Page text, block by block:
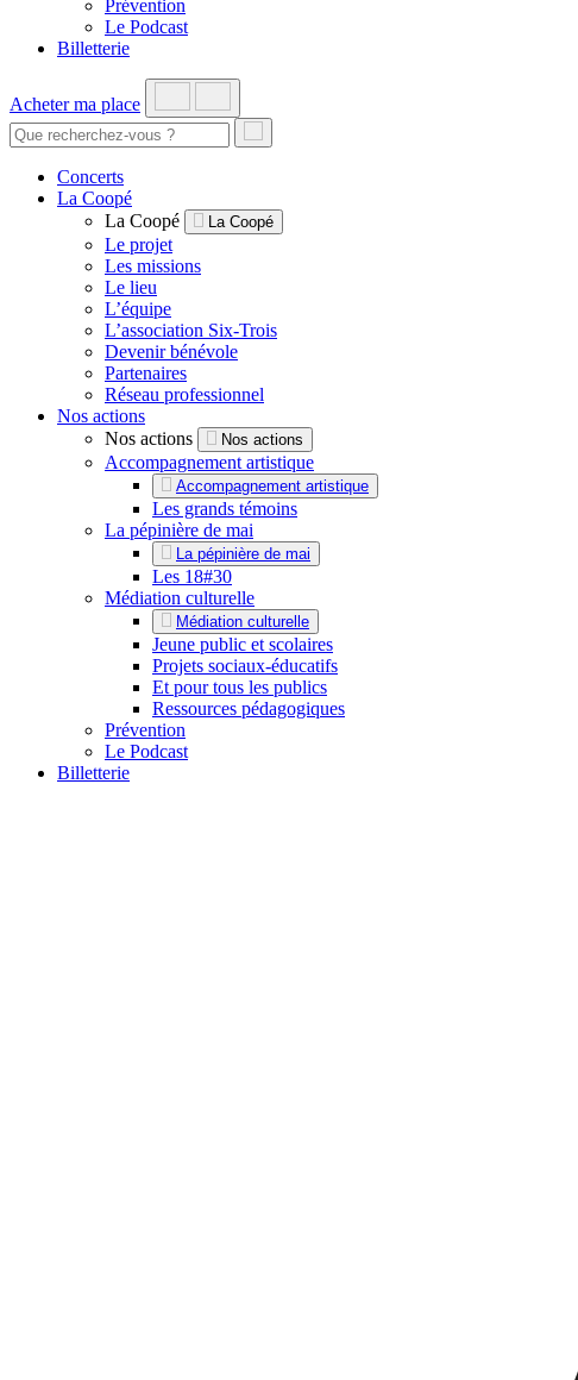
Prévention
Le Podcast
Billetterie
Acheter ma place
Concerts
La Coopé
La Coopé
La Coopé
Le projet
Les missions
Le lieu
L’équipe
L’association Six-Trois
Devenir bénévole
Partenaires
Réseau professionnel
Nos actions
Nos actions
Nos actions
Accompagnement artistique
Accompagnement artistique
Les grands témoins
La pépinière de mai
La pépinière de mai
Les 18#30
Médiation culturelle
Médiation culturelle
Jeune public et scolaires
Projets sociaux-éducatifs
Et pour tous les publics
Ressources pédagogiques
Prévention
Le Podcast
Billetterie